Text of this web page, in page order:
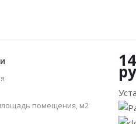
помещения, м2